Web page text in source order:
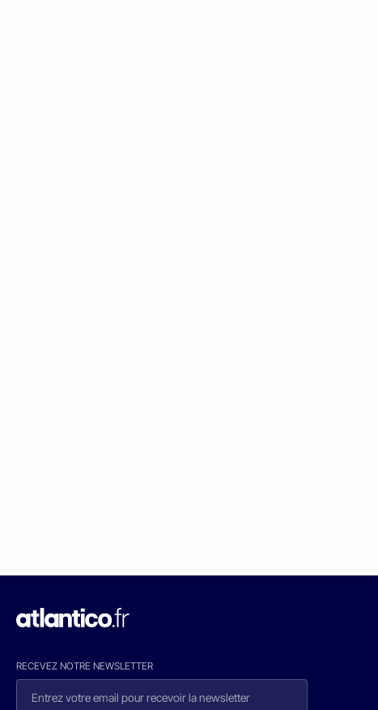
RECEVEZ NOTRE NEWSLETTER